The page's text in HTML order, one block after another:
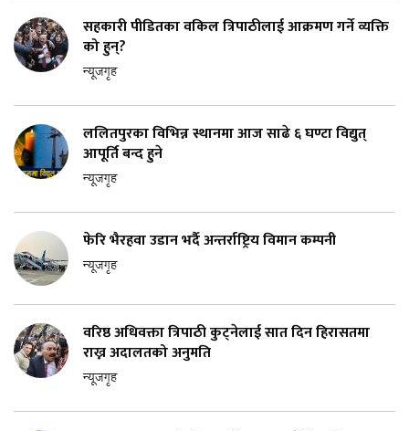
सहकारी पीडितका वकिल त्रिपाठीलाई आक्रमण गर्ने व्यक्ति
को हुन्?
न्यूजगृह
ललितपुरका विभिन्न स्थानमा आज साढे ६ घण्टा विद्युत्
आपूर्ति बन्द हुने
न्यूजगृह
फेरि भैरहवा उडान भर्दै अन्तर्राष्ट्रिय विमान कम्पनी
न्यूजगृह
वरिष्ठ अधिवक्ता त्रिपाठी कुट्नेलाई सात दिन हिरासतमा
राख्न अदालतको अनुमति
न्यूजगृह